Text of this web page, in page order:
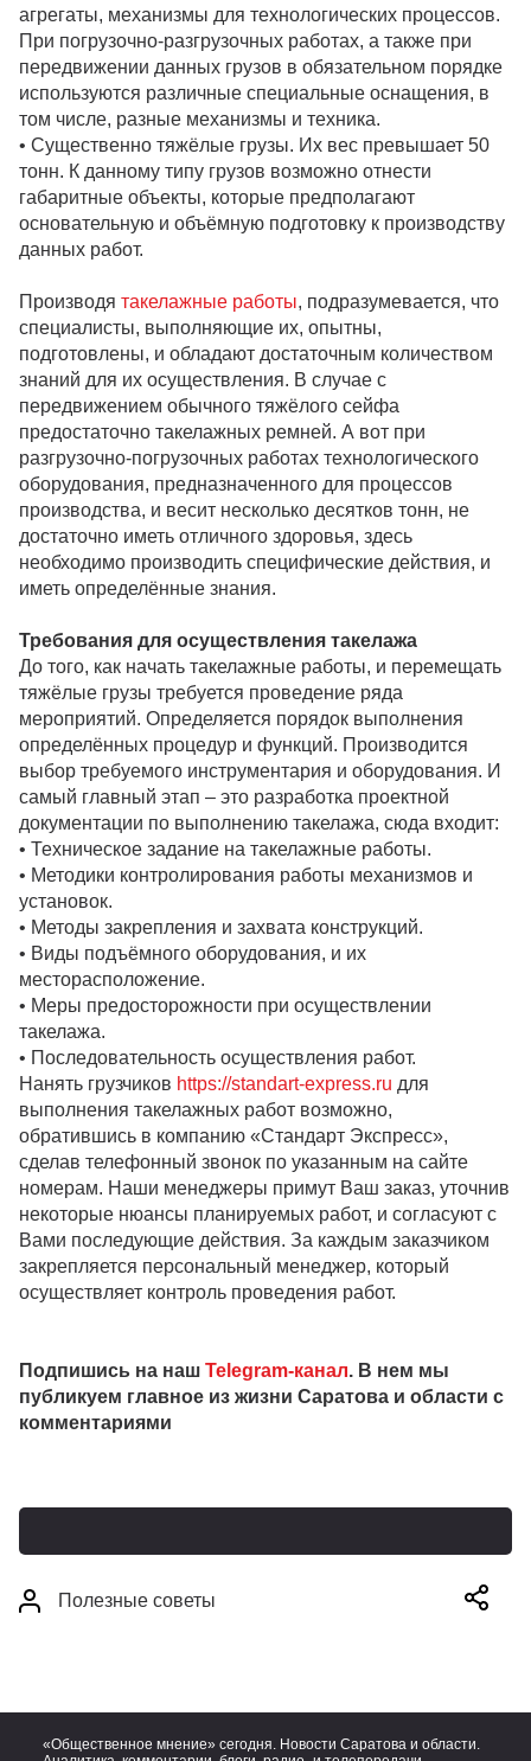
агрегаты, механизмы для технологических процессов.
При погрузочно-разгрузочных работах, а также при
передвижении данных грузов в обязательном порядке
используются различные специальные оснащения, в
том числе, разные механизмы и техника.
• Существенно тяжёлые грузы. Их вес превышает 50
тонн. К данному типу грузов возможно отнести
габаритные объекты, которые предполагают
основательную и объёмную подготовку к производству
данных работ.
Производя такелажные работы, подразумевается, что
специалисты, выполняющие их, опытны,
подготовлены, и обладают достаточным количеством
знаний для их осуществления. В случае с
передвижением обычного тяжёлого сейфа
предостаточно такелажных ремней. А вот при
разгрузочно-погрузочных работах технологического
оборудования, предназначенного для процессов
производства, и весит несколько десятков тонн, не
достаточно иметь отличного здоровья, здесь
необходимо производить специфические действия, и
иметь определённые знания.
Требования для осуществления такелажа
До того, как начать такелажные работы, и перемещать
тяжёлые грузы требуется проведение ряда
мероприятий. Определяется порядок выполнения
определённых процедур и функций. Производится
выбор требуемого инструментария и оборудования. И
самый главный этап – это разработка проектной
документации по выполнению такелажа, сюда входит:
• Техническое задание на такелажные работы.
• Методики контролирования работы механизмов и
установок.
• Методы закрепления и захвата конструкций.
• Виды подъёмного оборудования, и их
месторасположение.
• Меры предосторожности при осуществлении
такелажа.
• Последовательность осуществления работ.
Нанять грузчиков https://standart-express.ru для
выполнения такелажных работ возможно,
обратившись в компанию «Стандарт Экспресс»,
сделав телефонный звонок по указанным на сайте
номерам. Наши менеджеры примут Ваш заказ, уточнив
некоторые нюансы планируемых работ, и согласуют с
Вами последующие действия. За каждым заказчиком
закрепляется персональный менеджер, который
осуществляет контроль проведения работ.
Подпишись на наш Telegram-канал. В нем мы
публикуем главное из жизни Саратова и области с
комментариями
Полезные советы
«Общественное мнение» сегодня. Новости Саратова и области.